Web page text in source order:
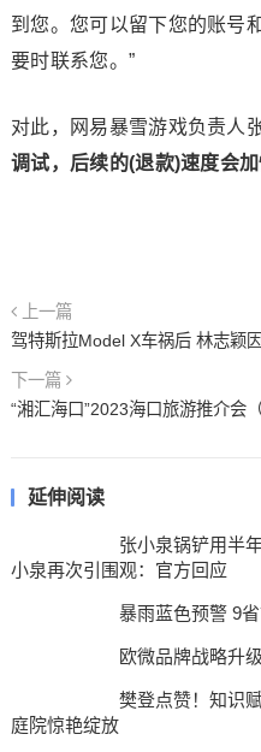
到您。您可以留下您的账号
要时联系您。”
对此，网易暴雪游戏负责人
调试，后续的(退款)速度会加
上一篇
驾特斯拉Model X车祸后 林志颖
下一篇
“湘汇海口”2023海口旅游推介会
延伸阅读
张小泉锅铲用半
小泉再次引围观：官方回应
暴雨蓝色预警 9
欧微品牌战略升
樊登点赞！知识
庭院惊艳绽放